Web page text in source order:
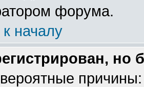
форума.
началу
но